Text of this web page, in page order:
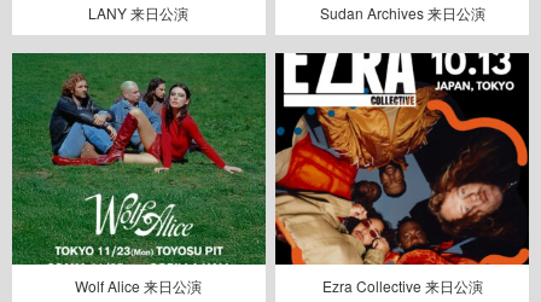
LANY 来日公演 Sudan Archives 来日公演
Wolf Alice 来日公演 Ezra Collective 来日公演